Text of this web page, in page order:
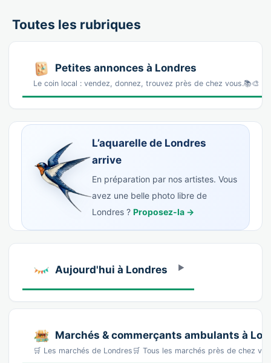
Toutes les rubriques
Petites annonces à Londres
Le coin local : vendez, donnez, trouvez près de chez vous.📚🎨
L’aquarelle de Londres
arrive
En préparation par nos artistes. Vous
avez une belle photo libre de
Londres ? Proposez-la →
Aujourd'hui à Londres
Marchés & commerçants ambulants à
🛒 Les marchés de Londres🛒 Tous les marchés près de chez